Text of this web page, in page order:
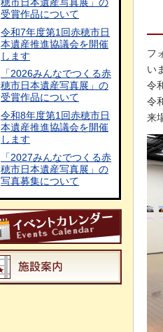
受賞作品について
令和7年度第1回赤穂市日
本遺産推進協議会を開催
します
「2026みんなでつくる赤
穂市日本遺産写真展」の
受賞作品について
令和8年度第1回赤穂市日
本遺産推進協議会を開催
します
「2027みんなでつくる赤
穂市日本遺産写真展」の
写真募集について
フ
い
令
令
来